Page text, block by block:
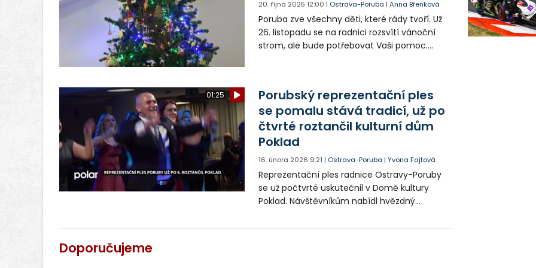
20. října 2025 12:00 | Ostrava-Poruba |Anna Břenková
Poruba zve všechny děti, které rády tvoří. Už
26. listopadu se na radnici rozsvítí vánoční
strom, ale bude potřebovat Vaši pomoc.
01:25
Porubský reprezentační ples
se pomalu stává tradicí, už po
čtvrté roztančil kulturní dům
Poklad
16. února 2026 9:21 | Ostrava-Poruba |Yvona Fajtová
Reprezentační ples radnice Ostravy-Poruby
se už počtvrté uskutečnil v Domě kultury
Poklad. Návštěvníkům nabídl hvězdný
bohatou tombolu. Atmosféra byla podle
Doporučujeme